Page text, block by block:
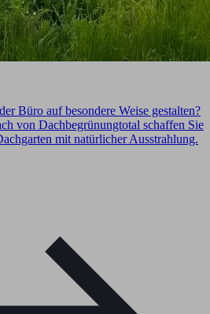
Büro auf besondere Weise gestalten?
von Dachbegrünungtotal schaffen Sie
mit natürlicher Ausstrahlung.